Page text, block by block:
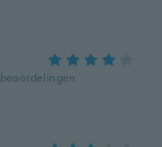
beoordelingen